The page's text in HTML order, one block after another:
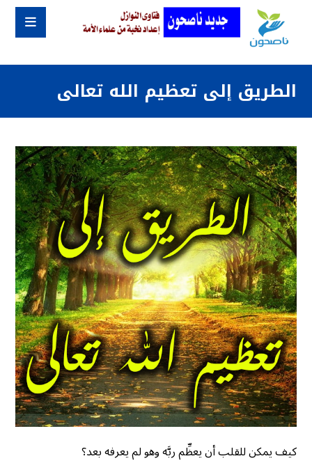
الطريق إلى تعظيم الله تعالى
كيف يمكن للقلب أن يعظِّم ربَّه وهو لم يعرفه بعد؟